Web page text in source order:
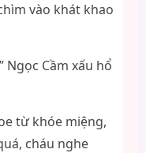
vào khát khao
Ngọc Cầm xấu hổ
từ khóe miệng,
cháu nghe